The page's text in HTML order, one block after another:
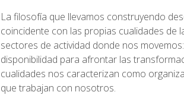
La filosofía que llevamos construyendo
coincidente con las propias cualidades de
sectores de actividad donde nos
disponibilidad para afrontar las
cualidades nos caracterizan como
que trabajan con nosotros.